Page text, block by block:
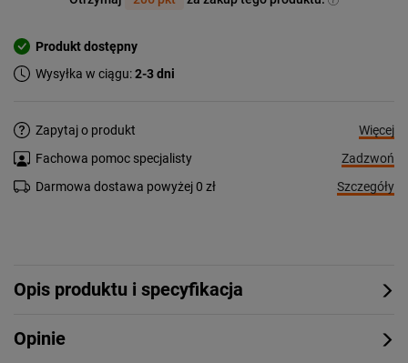
Produkt dostępny
Wysyłka w ciągu:2-3 dni
Zapytaj o produkt
Więcej
Fachowa pomoc specjalisty
Zadzwoń
Darmowa dostawa powyżej 0 zł
Szczegóły
Opis produktu i specyfikacja
Opinie